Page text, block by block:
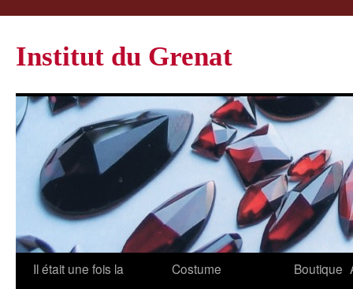
Institut du Grenat
Il était une fois la
Costume
Boutique